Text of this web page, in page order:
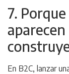
7.
En B2C, lanzar